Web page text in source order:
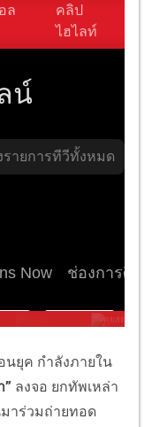
นยุค กำลังภายใน
” ลงจอ ยกทัพเหล่า
าร่วมถ่ายทอด